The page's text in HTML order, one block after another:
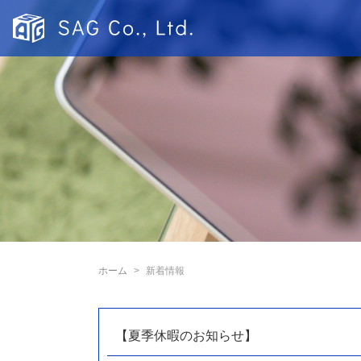
ホーム 新着情報
【夏季休暇のお知らせ】